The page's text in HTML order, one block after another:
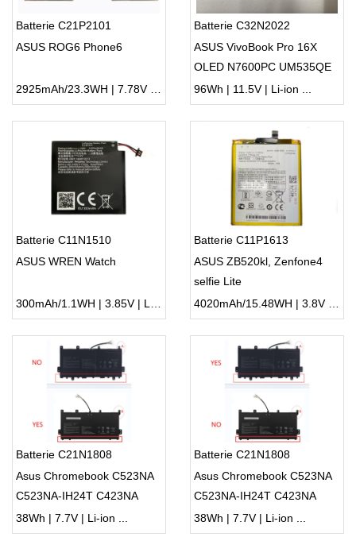
Batterie C21P2101
ASUS ROG6 Phone6
2925mAh/23.3WH | 7.78V | Li-ion ...
Batterie C32N2022
ASUS VivoBook Pro 16X
OLED N7600PC UM535QE
96Wh | 11.5V | Li-ion ...
Batterie C11N1510
ASUS WREN Watch
300mAh/1.1WH | 3.85V | Li-ion ...
Batterie C11P1613
ASUS ZB520kl, Zenfone4
selfie Lite
4020mAh/15.48WH | 3.8V | Li-ion ...
Batterie C21N1808
Asus Chromebook C523NA
C523NA-IH24T C423NA
C423NA-BZ
38Wh | 7.7V | Li-ion ...
Batterie C21N1808
Asus Chromebook C523NA
C523NA-IH24T C423NA
C423NA-BZ
38Wh | 7.7V | Li-ion ...